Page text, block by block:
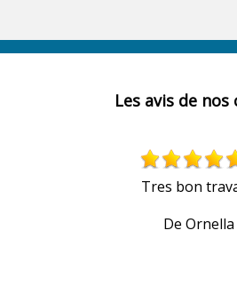
Les avis de nos
Tres bon
De Ornella